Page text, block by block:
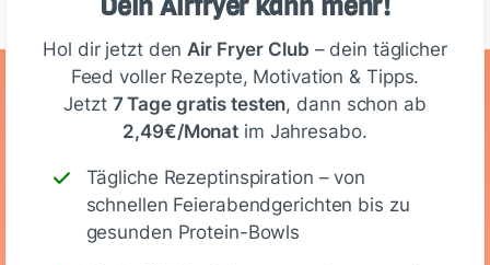
Hol dir jetzt den Air Fryer Club – dein täglicher
Feed voller Rezepte, Motivation & Tipps.
Jetzt 7 Tage gratis testen, dann schon ab
2,49€/Monat im Jahresabo.
Tägliche Rezeptinspiration – von
schnellen Feierabendgerichten bis zu
gesunden Protein-Bowls
Ernährungswerte
26 g 107 g 67 g